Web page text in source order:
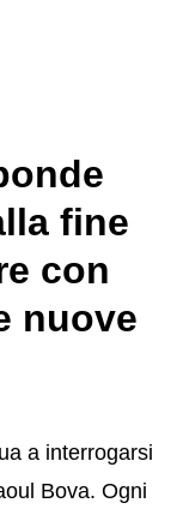
fine
con
nuove
a interrogarsi
Bova. Ogni